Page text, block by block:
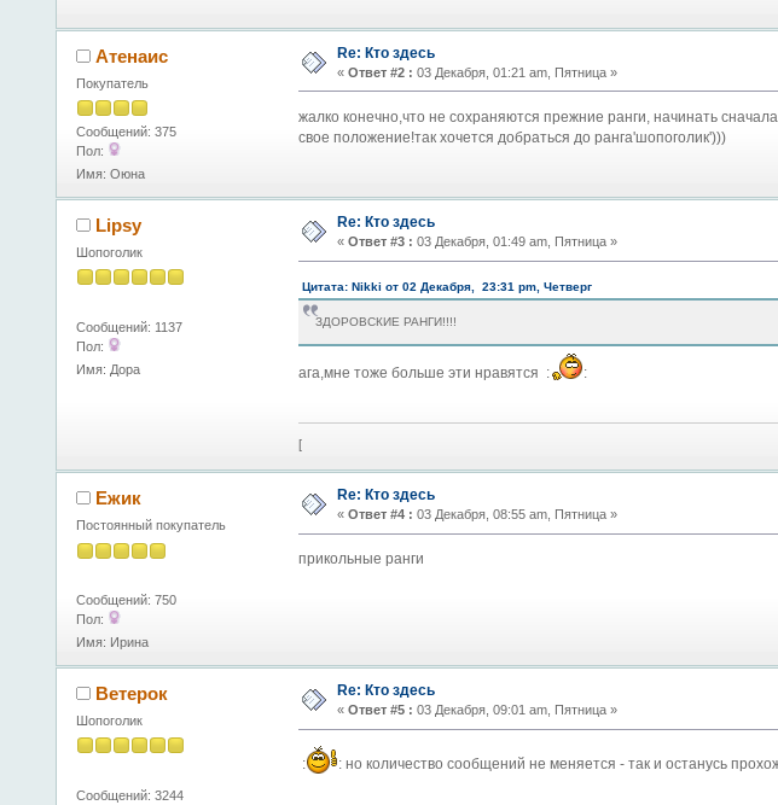
Атенаис
Покупатель
Сообщений: 375
Пол:
Имя: Оюна
Re: Кто здесь
« Ответ #2 : 03 Декабря, 01:21 am, Пятница »
жалко конечно,что не сохраняются прежние ранги, начинать
свое положение!так хочется добраться до ранга'шопоголик')))
Lipsy
Шопоголик
Сообщений: 1137
Пол:
Имя: Дора
Re: Кто здесь
« Ответ #3 : 03 Декабря, 01:49 am, Пятница »
Цитата: Nikki от 02 Декабря, 23:31 pm, Четверг
ЗДОРОВСКИЕ РАНГИ!!!!
ага,мне тоже больше эти нравятся : :
[
Ежик
Постоянный покупатель
Сообщений: 750
Пол:
Имя: Ирина
Re: Кто здесь
« Ответ #4 : 03 Декабря, 08:55 am, Пятница »
прикольные ранги
Ветерок
Шопоголик
Сообщений: 3244
Re: Кто здесь
« Ответ #5 : 03 Декабря, 09:01 am, Пятница »
: : но количество сообщений не меняется - так и останусь